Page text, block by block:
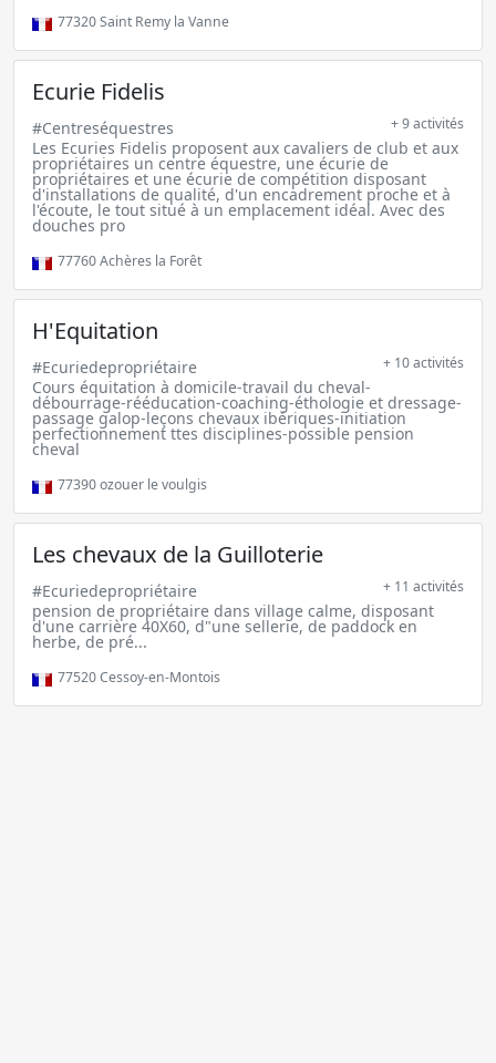
77320Saint Remy la Vanne
Ecurie Fidelis
#Centreséquestres + 9 activités
Les Ecuries Fidelis proposent aux cavaliers de club et aux
propriétaires un centre équestre, une écurie de
propriétaires et une écurie de compétition disposant
d'installations de qualité, d'un encadrement proche et à
l'écoute, le tout situé à un emplacement idéal. Avec des
douches pro
77760Achères la Forêt
H'Equitation
#Ecuriedepropriétaire + 10 activités
Cours équitation à domicile-travail du cheval-
débourrage-rééducation-coaching-éthologie et dressage-
passage galop-leçons chevaux ibériques-initiation
perfectionnement ttes disciplines-possible pension
cheval
77390ozouer le voulgis
Les chevaux de la Guilloterie
#Ecuriedepropriétaire + 11 activités
pension de propriétaire dans village calme, disposant
d'une carrière 40X60, d"une sellerie, de paddock en
herbe, de pré...
77520Cessoy-en-Montois